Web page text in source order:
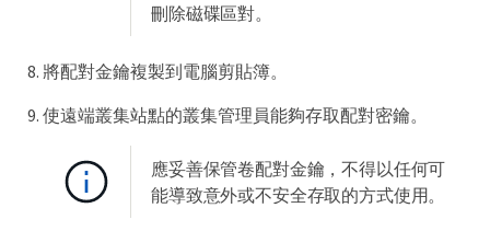
刪除磁碟區對。
將配對金鑰複製到電腦剪貼簿。
使遠端叢集站點的叢集管理員能夠存取配對密鑰。
應妥善保管卷配對金鑰，不得以任何可
能導致意外或不安全存取的方式使用。